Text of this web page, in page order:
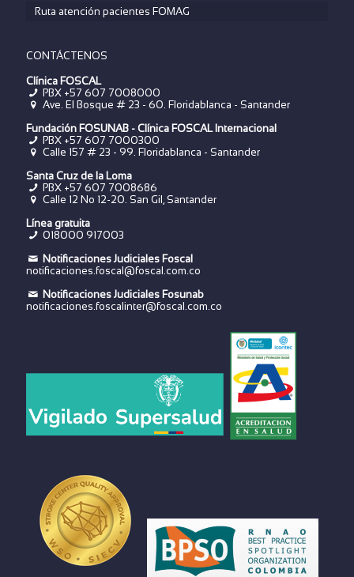
Ruta atención pacientes FOMAG
CONTÁCTENOS
Clínica FOSCAL
PBX +57 607 7008000
Ave. El Bosque # 23 - 60. Floridablanca - Santander
Fundación FOSUNAB - Clínica FOSCAL Internacional
PBX +57 607 7000300
Calle 157 # 23 - 99. Floridablanca - Santander
Santa Cruz de la Loma
PBX +57 607 7008686
Calle 12 No 12-20. San Gil, Santander
Línea gratuita
018000 917003
Notificaciones Judiciales Foscal
notificaciones.foscal@foscal.com.co
Notificaciones Judiciales Fosunab
notificaciones.foscalinter@foscal.com.co